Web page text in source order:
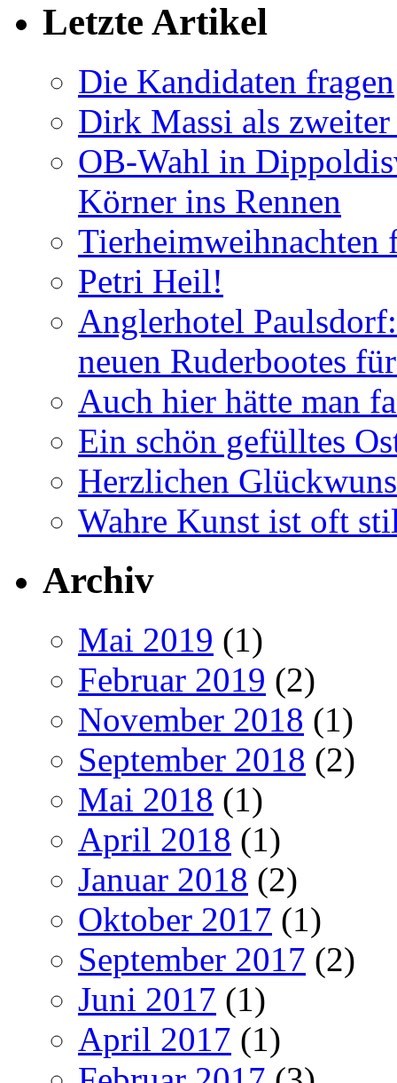
Letzte Artikel
Die Kandidaten fragen
Dirk Massi als
OB-Wahl in
Körner ins Rennen
Tierheimweihnachten
Petri Heil!
Anglerhotel
neuen Ruderbootes
Auch hier hätte man
Ein schön gefülltes
Herzlichen
Wahre Kunst ist oft
Archiv
Mai 2019 (1)
Februar 2019 (2)
November 2018 (1)
September 2018 (2)
Mai 2018 (1)
April 2018 (1)
Januar 2018 (2)
Oktober 2017 (1)
September 2017 (2)
Juni 2017 (1)
April 2017 (1)